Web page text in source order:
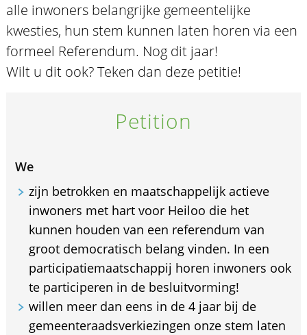
alle inwoners belangrijke gemeentelijke
kwesties, hun stem kunnen laten horen via een
formeel Referendum. Nog dit jaar!
Wilt u dit ook? Teken dan deze petitie!
Petition
We
zijn betrokken en maatschappelijk actieve
inwoners met hart voor Heiloo die het
kunnen houden van een referendum van
groot democratisch belang vinden. In een
participatiemaatschappij horen inwoners ook
te participeren in de besluitvorming!
willen meer dan eens in de 4 jaar bij de
gemeenteraadsverkiezingen onze stem laten